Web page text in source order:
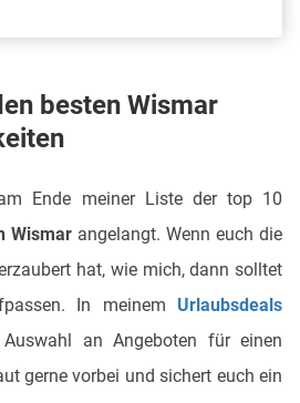
besten Wismar
Ende meiner Liste der top 10
Wismarangelangt. Wenn euch die
hat, wie mich, dann solltet
In meinem Urlaubsdeals
an Angeboten für einen
gerne vorbei und sichert euch ein